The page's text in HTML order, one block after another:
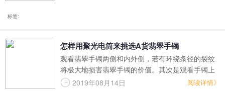
标签:
怎样用聚光电筒来挑选A货翡翠手镯
观看翡翠手镯两侧和内外侧，若有环绕条径的裂纹
将极大地损害翡翠手镯的价值。其次是观看手镯上
有无瑕疵、黑点、黄褐斑点、石花等有损玉质美观
2019年08月14日 阅读详情》